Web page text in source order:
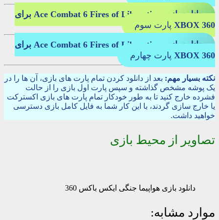
دانلود بازی Ace Combat 6 Fires of Liberation برای
XBOX 360 پارت سوم
دانلود بازی Ace Combat 6 Fires of Liberation برای
XBOX 360 پارت چهارم
نکته بسیار مهم: بعد از دانلود کردن تمام پارت های بازی، آن ها را در
یک پوشه مشخص گذاشته و سپس پارت اول بازی را از حالت
فشرده خارج کنید تا به طور خودکار تمام پارت های بازی اکسترکت
یا خارج سازی گردند، با این کار شما به فایل کامل بازی دسترسی
خواهید داشت.
تصاویر از محیط بازی
دانلود بازی هواپیما جنگی ایکس باکس 360
موارد مشابه: